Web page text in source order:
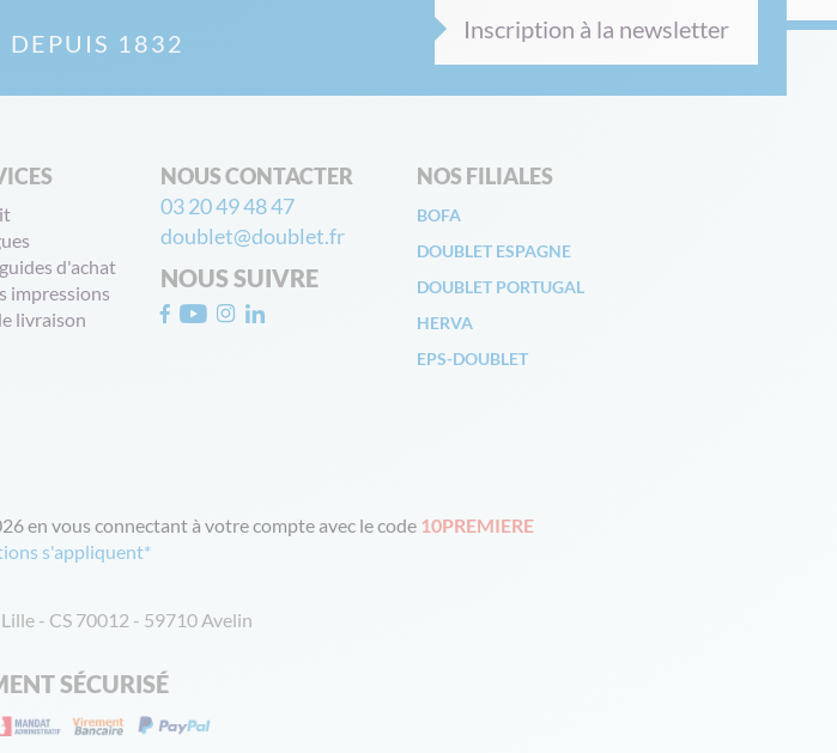
DEPUIS 1832 Inscription à la newsletter
d'achat
impressions
livraison
NOUS CONTACTER
03 20 49 48 47
doublet@doublet.fr
NOUS SUIVRE
NOS FILIALES
BOFA
DOUBLET ESPAGNE
DOUBLET PORTUGAL
HERVA
EPS-DOUBLET
en vous connectant à votre compte avec le code 10PREMIERE
s'appliquent*
- CS 70012 - 59710 Avelin
SÉCURISÉ